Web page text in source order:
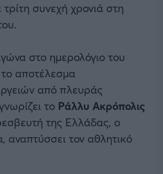
συνεχή χρονιά στη
στο ημερολόγιο του
αποτέλεσμα
από πλευράς
το Ράλλυ Ακρόπολις
της Ελλάδας, o
αναπτύσσει τον αθλητικό